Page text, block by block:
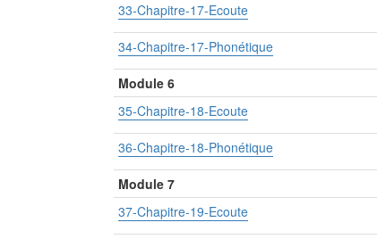
33-Chapitre-17-Ecoute
34-Chapitre-17-Phonétique
Module 6
35-Chapitre-18-Ecoute
36-Chapitre-18-Phonétique
Module 7
37-Chapitre-19-Ecoute